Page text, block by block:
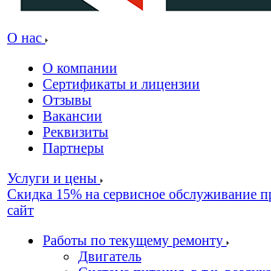
О нас
О компании
Сертификаты и лицензии
Отзывы
Вакансии
Реквизиты
Партнеры
Услуги и цены
Скидка 15% на сервисное обслуживание
сайт
Работы по текущему ремонту
Двигатель